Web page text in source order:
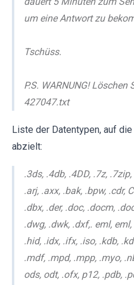
um eine Antwort zu
Tschüss.
P.S. WARNUNG!
427047.txt
Liste der Datentypen, auf
abzielt:
.3ds, .4db, .4DD, .7z,
.arj, .axx, .bak, .bpw, .cdr,
.dbx, .der, .doc, .docm,
.dwg, .dwk, .dxf,. eml,
.hid, .idx, .ifx, .iso, .kdb,
.mdf, .mpd, .mpp, .myo,
ods, odt, .ofx, p12, .pdb,